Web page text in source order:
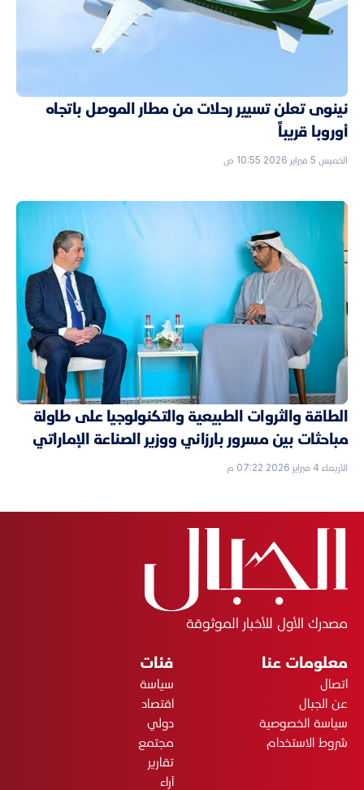
نينوى تعلن تسيير رحلات من مطار الموصل باتجاه
أوروبا قريباً
الخميس 5 فبراير 2026 10:55 ص
الطاقة والثروات الطبيعية والتكنولوجيا على طاولة
مباحثات بين مسرور بارزاني ووزير الصناعة الإماراتي
الأربعاء 4 فبراير 2026 07:22 م
مصدرك الأول للأخبار الموثوقة
معلومات عنا
اتصال
عن الجبال
سياسة الخصوصية
شروط الاستخدام
فئات
سياسة
اقتصاد
دولي
مجتمع
تقارير
آراء